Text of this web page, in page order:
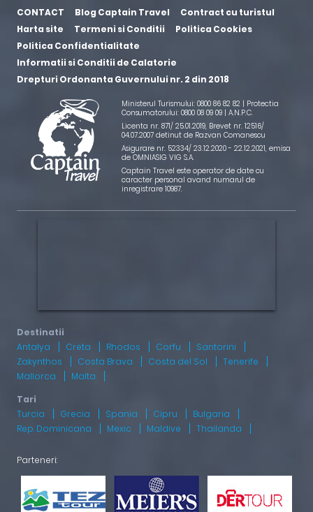
CONTACT Blog Captain Travel
Contract cu turistul
Harta site
Termeni si Conditii
Politica Cookies
Politica Confidentialitate
Informatii si Conditii de Calatorie
Drepturi Ordonanta Guvernului nr. 2 din 2018
Ministerul Turismului: 0800 86 82 82 | Protectia
Consumatorului: 0800 08 09 09 | A.N.P.C.
Licenta nr. 871/ 25.01.2019, Brevet nr. 12516/
04.07.2007 detinut de Razvan Comanescu
Asigurare nr. 52334/ 23.12.2020 - 22.12.2021, emisa
de OMNIASIG VIG S.A.
Captain Travel este operator de date cu
caracter personal avand numarul de
inregistrare 10987.
Antalya Creta Rhodos Corfu
Santorini
Zakynthos
Costa Brava Costa del Sol
Tenerife
Mallorca
Malta
Turcia Grecia Spania Cipru
Bulgaria
Rep. Dominicana
Mexic Maldive Thailanda